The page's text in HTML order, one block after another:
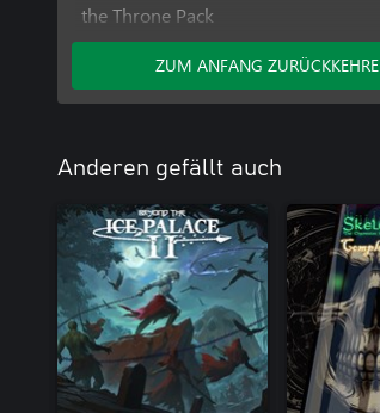
the Throne Pack
ZUM ANFANG
Anderen gefällt auch